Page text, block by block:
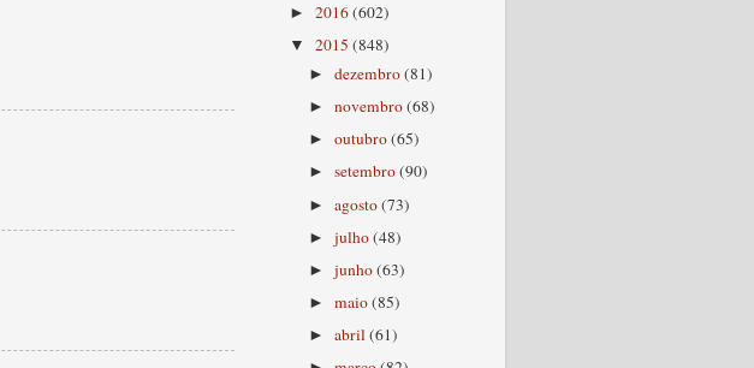
► 2016(602)
▼ 2015 (848)
►dezembro(81)
►novembro(68)
►outubro(65)
►setembro(90)
►agosto(73)
►julho(48)
►junho(63)
►maio(85)
►abril(61)